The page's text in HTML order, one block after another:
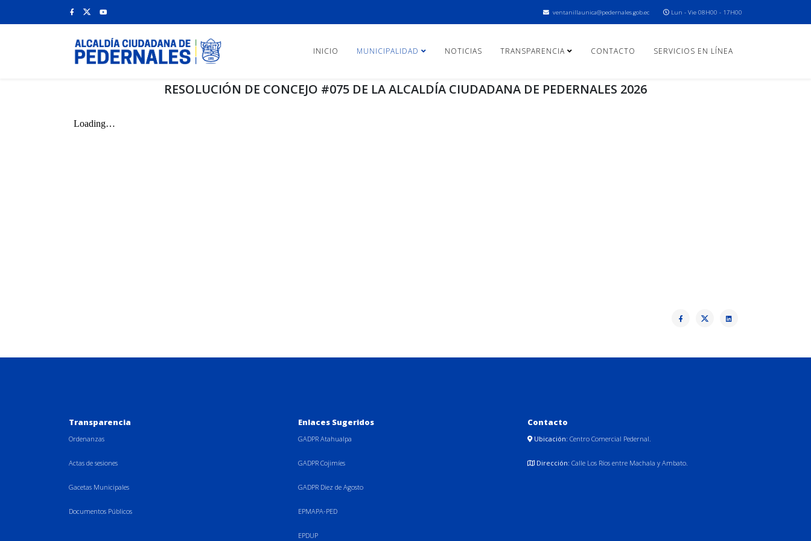
ventanillaunica@pedernales.gob.ec Lun - Vie 08H00 - 17H00
INICIO MUNICIPALIDAD NOTICIAS TRANSPARENCIA CONTACTO SERVICIOS EN LÍNEA
RESOLUCIÓN DE CONCEJO #075 DE LA ALCALDÍA CIUDADANA DE PEDERNALES 2026
Transparencia
Ordenanzas
Actas de sesiones
Gacetas Municipales
Documentos Públicos
Enlaces Sugeridos
GADPR Atahualpa
GADPR Cojimíes
GADPR Diez de Agosto
EPMAPA-PED
EPDUP
Contacto
Ubicación: Centro Comercial Pedernal.
Dirección: Calle Los Ríos entre Machala y Ambato.